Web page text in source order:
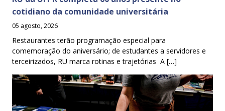
cotidiano da comunidade universitária
05 agosto, 2026
Restaurantes terão programação especial para
comemoração do aniversário; de estudantes a servidores e
terceirizados, RU marca rotinas e trajetórias A […]